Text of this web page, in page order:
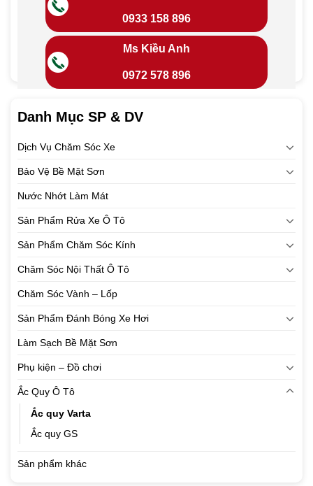
0933 158 896
Ms Kiều Anh
0972 578 896
Danh Mục SP & DV
Dịch Vụ Chăm Sóc Xe
Bảo Vệ Bề Mặt Sơn
Nước Nhớt Làm Mát
Sản Phẩm Rửa Xe Ô Tô
Sản Phẩm Chăm Sóc Kính
Chăm Sóc Nội Thất Ô Tô
Chăm Sóc Vành – Lốp
Sản Phẩm Đánh Bóng Xe Hơi
Làm Sạch Bề Mặt Sơn
Phụ kiện – Đồ chơi
Ắc Quy Ô Tô
Ắc quy Varta
Ắc quy GS
Sản phẩm khác